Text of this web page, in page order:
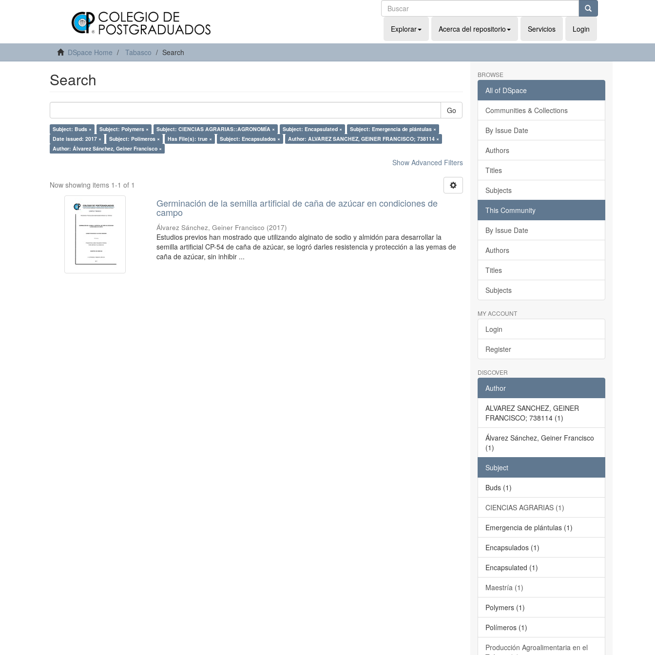
Explorar Acerca del repositorio Servicios Login
DSpace Home Tabasco Search
Search
Go
Subject: Buds × Subject: Polymers × Subject: CIENCIAS AGRARIAS::AGRONOMÍA × Subject: Encapsulated ×
Subject: Emergencia de plántulas ×
Date issued: 2017 ×
Subject: Polímeros × Has File(s): true × Subject: Encapsulados ×
Author: ALVAREZ SANCHEZ, GEINER FRANCISCO; 738114 ×
Author: Álvarez Sánchez, Geiner Francisco ×
Show Advanced Filters
Now showing items 1-1 of 1
Germinación de la semilla artificial de caña de azúcar en condiciones de
campo
Álvarez Sánchez, Geiner Francisco (2017)
Estudios previos han mostrado que utilizando alginato de sodio y almidón para desarrollar la
semilla artificial CP-54 de caña de azúcar, se logró darles resistencia y protección a las yemas de
caña de azúcar, sin inhibir ...
BROWSE
All of DSpace
Communities & Collections
By Issue Date
Authors
Titles
Subjects
This Community
By Issue Date
Authors
Titles
Subjects
MY ACCOUNT
Login
Register
DISCOVER
Author
ALVAREZ SANCHEZ, GEINER
FRANCISCO; 738114 (1)
Álvarez Sánchez, Geiner Francisco
(1)
Subject
Buds (1)
CIENCIAS AGRARIAS (1)
Emergencia de plántulas (1)
Encapsulados (1)
Encapsulated (1)
Maestría (1)
Polymers (1)
Polímeros (1)
Producción Agroalimentaria en el